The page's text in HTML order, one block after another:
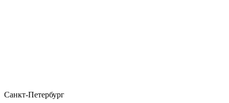
Санкт-Петербург